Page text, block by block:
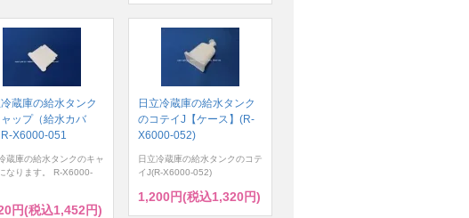
蔵庫の給水タンク
ップ（給水カバ
X6000-051
蔵庫の給水タンクのキャ
なります。 R-X6000-
円(税込1,452円)
日立冷蔵庫の給水タンク
のコテイJ【ケース】(R-
X6000-052)
日立冷蔵庫の給水タンクのコテ
イJ(R-X6000-052)
1,200円(税込1,320円)